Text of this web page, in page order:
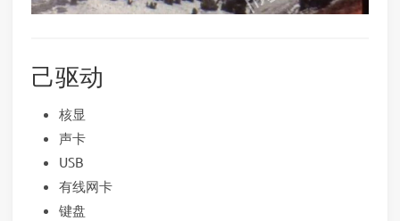
己驱动
核显
声卡
USB
有线网卡
键盘